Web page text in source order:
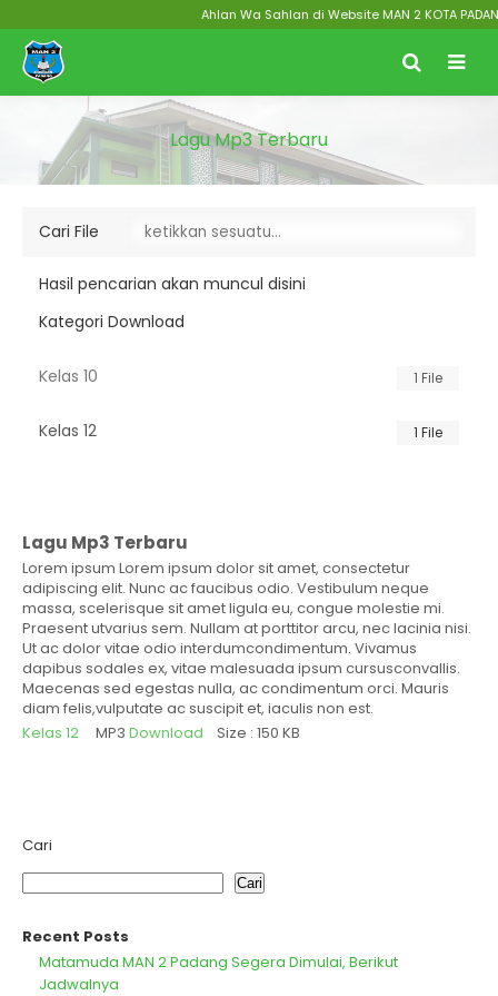
Ahlan Wa Sahlan di Website MAN 2 KOTA
Lagu Mp3 Terbaru
Cari File
Hasil pencarian akan muncul disini
Kategori Download
Kelas 10 1 File
Kelas 12 1 File
Lagu Mp3 Terbaru
Lorem ipsum Lorem ipsum dolor sit amet, consectetur
adipiscing elit. Nunc ac faucibus odio. Vestibulum neque
massa, scelerisque sit amet ligula eu, congue molestie mi.
Praesent utvarius sem. Nullam at porttitor arcu, nec lacinia nisi.
Ut ac dolor vitae odio interdumcondimentum. Vivamus
dapibus sodales ex, vitae malesuada ipsum cursusconvallis.
Maecenas sed egestas nulla, ac condimentum orci. Mauris
diam felis,vulputate ac suscipit et, iaculis non est.
Kelas 12
MP3 Download Size : 150 KB
Cari
Cari
Recent Posts
Matamuda MAN 2 Padang Segera Dimulai, Berikut
Jadwalnya